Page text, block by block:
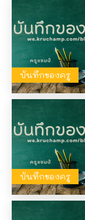
บันทึกของครู
บันทึกของครู